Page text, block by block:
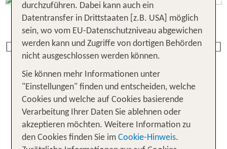
Previous
Die beliebtesten Reiseziele mit
Flex Tarif
durchzuführen. Dabei kann auch ein
Datentransfer in Drittstaaten [z.B. USA] möglich
sein, wo vom EU-Datenschutzniveau abgewichen
werden kann und Zugriffe von dortigen Behörden
nicht ausgeschlossen werden können.
Sie können mehr Informationen unter
"Einstellungen" finden und entscheiden, welche
Cookies und welche auf Cookies basierende
Verarbeitung Ihrer Daten Sie ablehnen oder
akzeptieren möchten. Weitere Information zu
den Cookies finden Sie im Cookie-Hinweis.